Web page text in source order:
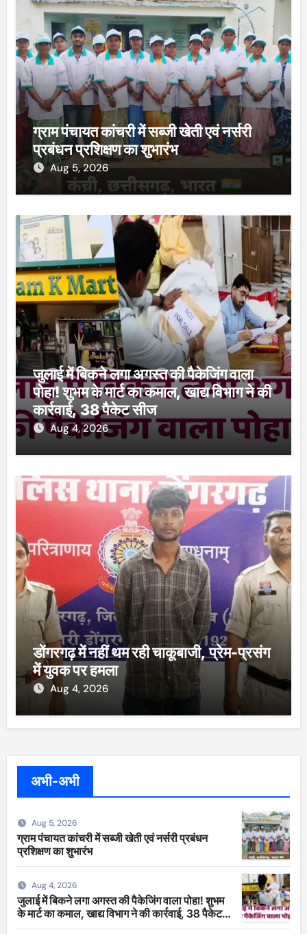
ग्राम पंचायत कांचरी में सब्जी खेती एवं नर्सरी
प्रबंधन प्रशिक्षण का शुभारंभ
Aug 5, 2026
जुलाई में बिकने लगा अगस्त की पैकेजिंग वाला
पोहा! शुभम के मार्ट का कमाल, खाद्य विभाग ने की
कार्रवाई, 38 पैकेट सीज
Aug 4, 2026
डोंगरगढ़ में नहीं थम रही चाकूबाजी, प्रेम-प्रसंग
में युवक पर हमला
Aug 4, 2026
अभी-अभी
Aug 5, 2026
ग्राम पंचायत कांचरी में सब्जी खेती एवं नर्सरी प्रबंधन
प्रशिक्षण का शुभारंभ
Aug 4, 2026
जुलाई में बिकने लगा अगस्त की पैकेजिंग वाला पोहा! शुभम
के मार्ट का कमाल, खाद्य विभाग ने की कार्रवाई, 38 पैकेट
सीज